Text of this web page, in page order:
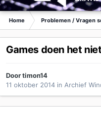
Home Problemen / Vragen
Games doen het
Doortimon14
11 oktober 2014 in Archief